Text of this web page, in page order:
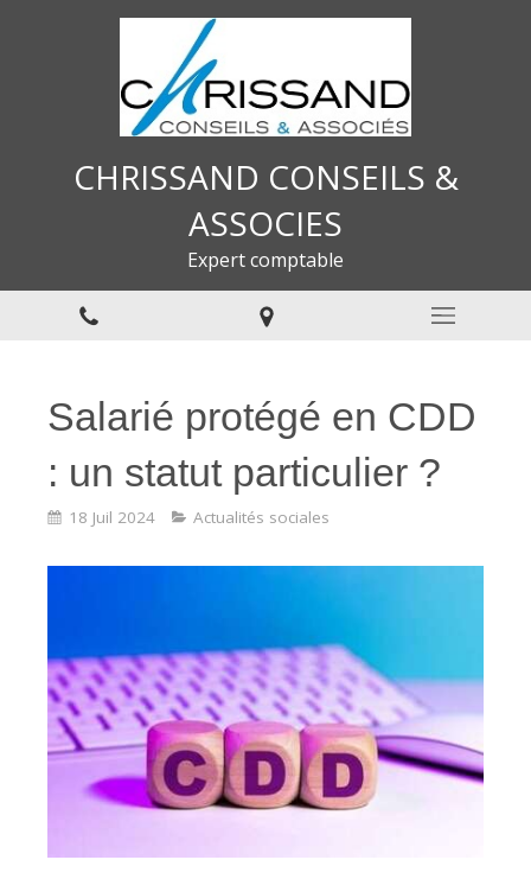
CHRISSAND CONSEILS &
ASSOCIES
Expert comptable
Salarié protégé en CDD
: un statut particulier ?
18 Juil 2024 Actualités sociales